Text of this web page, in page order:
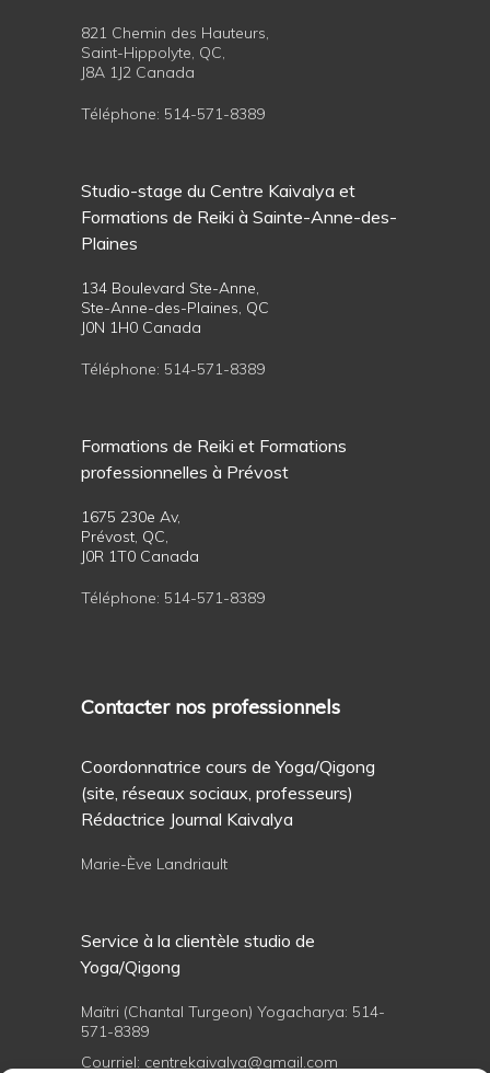
821 Chemin des Hauteurs,
Saint-Hippolyte, QC,
J8A 1J2 Canada
Téléphone: 514-571-8389
Studio-stage du Centre Kaivalya et
Formations de Reiki à Sainte-Anne-des-
Plaines
134 Boulevard Ste-Anne,
Ste-Anne-des-Plaines, QC
J0N 1H0 Canada
Téléphone: 514-571-8389
Formations de Reiki et Formations
professionnelles à Prévost
1675 230e Av,
Prévost, QC,
J0R 1T0 Canada
Téléphone: 514-571-8389
Contacter nos professionnels
Coordonnatrice cours de Yoga/Qigong
(site, réseaux sociaux, professeurs)
Rédactrice Journal Kaivalya
Marie-Ève Landriault
Service à la clientèle studio de
Yoga/Qigong
Maïtri (Chantal Turgeon) Yogacharya: 514-
571-8389
Courriel: centrekaivalya@gmail.com